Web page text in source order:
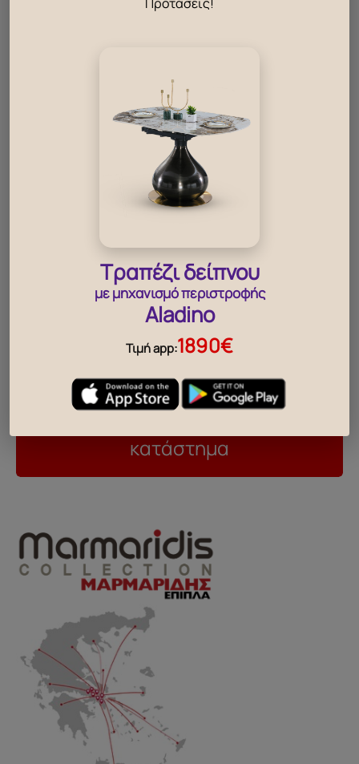
Βάζο Pivot
κατάστημα
Τραπέζι δείπνου
με μηχανισμό περιστροφής
Aladino
Τιμή app:1890€